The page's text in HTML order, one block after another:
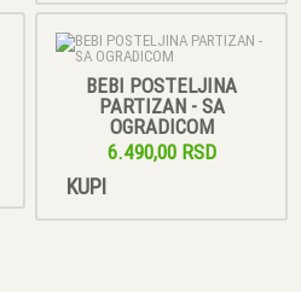
BEBI POSTELJINA
PARTIZAN - SA
OGRADICOM
6.490,00 RSD
KUPI